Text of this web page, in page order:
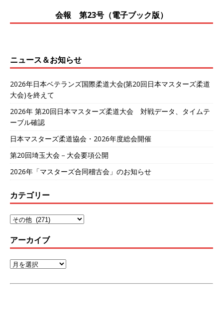
会報 第23号（電子ブック版）
ニュース＆お知らせ
2026年日本ベテランズ国際柔道大会(第20回日本マスターズ柔道
大会)を終えて
2026年 第20回日本マスターズ柔道大会 対戦データ、タイムテ
ーブル確認
日本マスターズ柔道協会・2026年度総会開催
第20回埼玉大会－大会要項公開
2026年「マスターズ合同稽古会」のお知らせ
カテゴリー
アーカイブ